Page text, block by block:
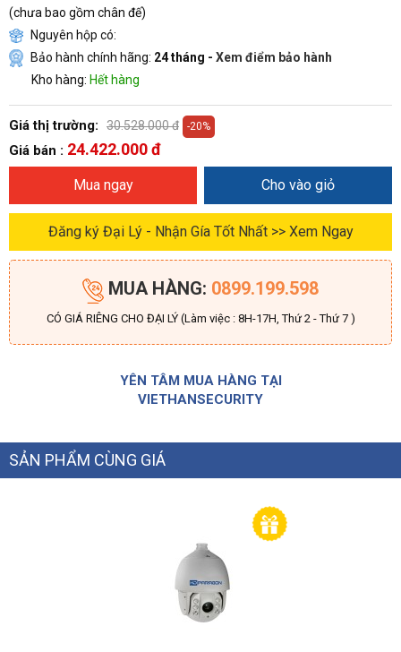
(chưa bao gồm chân đế)
Nguyên hộp có:
Bảo hành chính hãng: 24 tháng - Xem điểm bảo hành
Kho hàng: Hết hàng
Giá thị trường: 30.528.000 đ -20%
Giá bán : 24.422.000 đ
Mua ngay Cho vào giỏ
Đăng ký Đại Lý - Nhận Gía Tốt Nhất >> Xem Ngay
MUA HÀNG: 0899.199.598
CÓ GIÁ RIÊNG CHO ĐẠI LÝ (Làm việc : 8H-17H, Thứ 2 - Thứ 7 )
YÊN TÂM MUA HÀNG TẠI
VIETHANSECURITY
SẢN PHẨM CÙNG GIÁ